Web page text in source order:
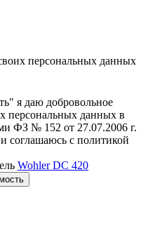
персональных данных
я даю добровольное
персональных данных в
ФЗ № 152 от 27.07.2006 г.
соглашаюсь с политикой
Wohler DC 420